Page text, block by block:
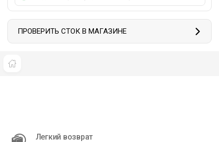
ПРОВЕРИТЬ СТОК В МАГАЗИНЕ
Легкий возврат